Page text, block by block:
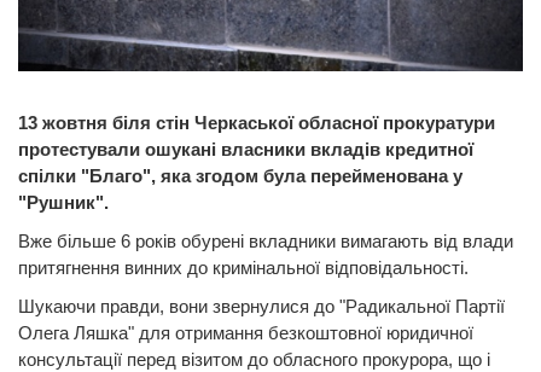
13 жовтня біля стін Черкаської обласної прокуратури
протестували ошукані власники вкладів кредитної
спілки "Благо", яка згодом була перейменована у
"Рушник".
Вже більше 6 років обурені вкладники вимагають від влади
притягнення винних до кримінальної відповідальності.
Шукаючи правди, вони звернулися до "Радикальної Партії
Олега Ляшка" для отримання безкоштовної юридичної
консультації перед візитом до обласного прокурора, що і